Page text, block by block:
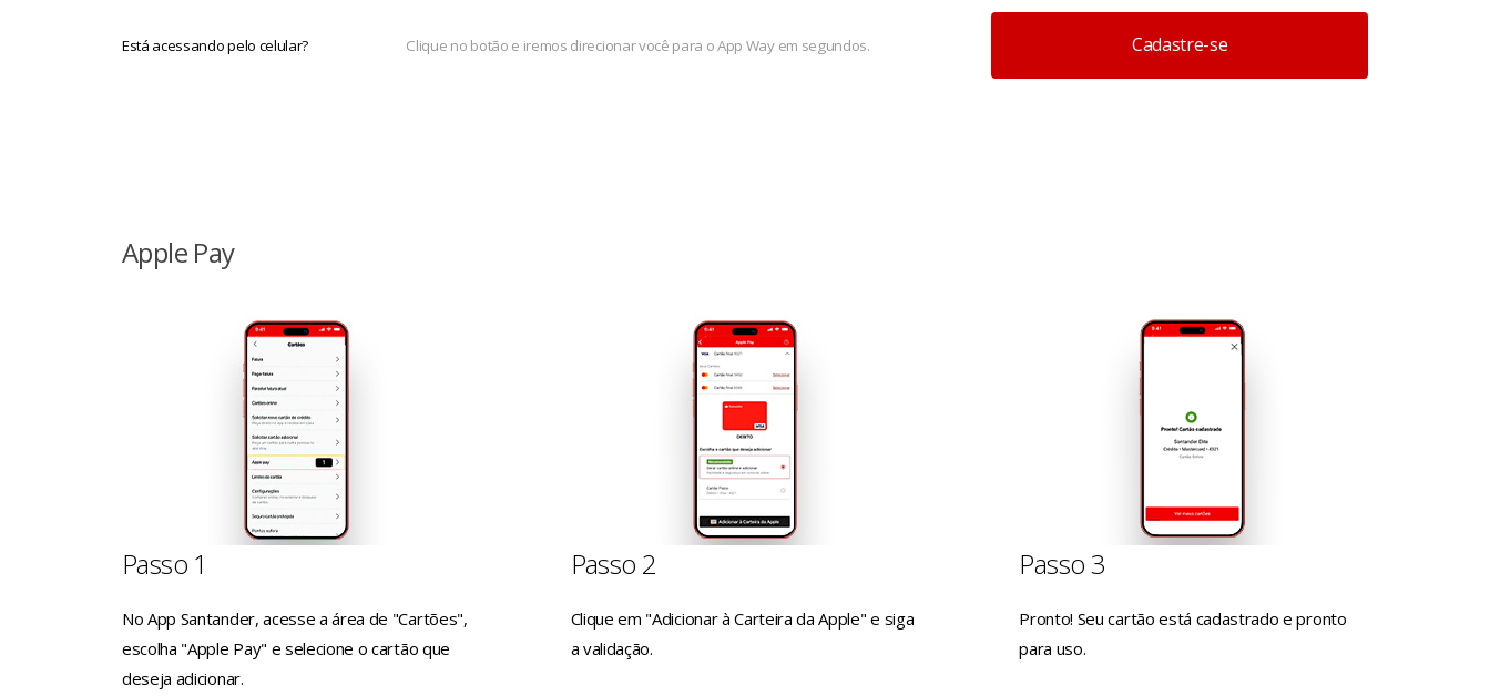
Está acessando pelo celular? Clique no botão e iremos direcionar você para o App Way em segundos. Cadastre-se
Apple Pay
Passo 1
No App Santander, acesse a área de "Cartões",
escolha "Apple Pay" e selecione o cartão que
deseja adicionar.
Passo 2
Clique em "Adicionar à Carteira da Apple" e siga
a validação.
Passo 3
Pronto! Seu cartão está cadastrado e pronto
para uso.